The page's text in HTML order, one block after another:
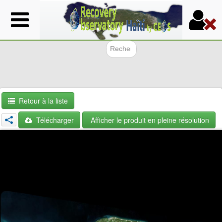
Aller
au
contenu
Retour à la liste
Télécharger
Afficher le produit en pleine résolution